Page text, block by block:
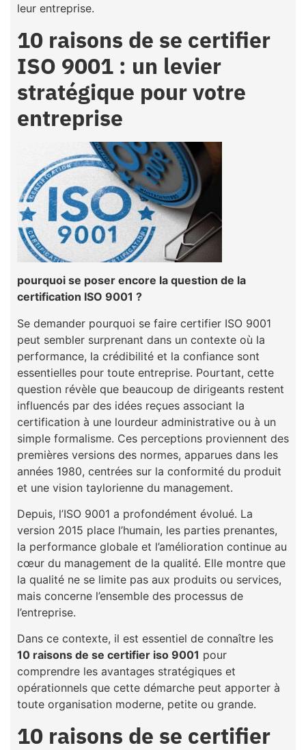
leur entreprise.
10 raisons de se certifier
ISO 9001 : un levier
stratégique pour votre
entreprise
pourquoi se poser encore la question de la
certification ISO 9001 ?
Se demander pourquoi se faire certifier ISO 9001
peut sembler surprenant dans un contexte où la
performance, la crédibilité et la confiance sont
essentielles pour toute entreprise. Pourtant, cette
question révèle que beaucoup de dirigeants restent
influencés par des idées reçues associant la
certification à une lourdeur administrative ou à un
simple formalisme. Ces perceptions proviennent des
premières versions des normes, apparues dans les
années 1980, centrées sur la conformité du produit
et une vision taylorienne du management.
Depuis, l’ISO 9001 a profondément évolué. La
version 2015 place l’humain, les parties prenantes,
la performance globale et l’amélioration continue au
cœur du management de la qualité. Elle montre que
la qualité ne se limite pas aux produits ou services,
mais concerne l’ensemble des processus de
l’entreprise.
Dans ce contexte, il est essentiel de connaître les
10 raisons de se certifier iso 9001 pour
comprendre les avantages stratégiques et
opérationnels que cette démarche peut apporter à
toute organisation moderne, petite ou grande.
10 raisons de se certifier